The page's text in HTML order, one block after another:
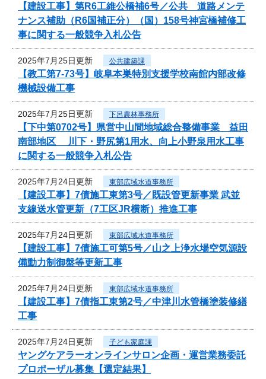
【建設工事】第R6工維公橋補6号／公共 道路メンテ
ナンス補助（R6国補正分）（国）158号神宮橋補修工
事に関する一般競争入札公告
2025年7月25日更新 公共建築課
【教工第7-73号】岐阜本巣特別支援学校南館内部改修
機械設備工事
2025年7月25日更新 下呂農林事務所
【下中第0702号】県営中山間地域総合整備事業 益田
南部地区 川下・野尻第1用水、向上小野泉用水工事
に関する一般競争入札公告
2025年7月24日更新 東部広域水道事務所
【建設工事】7債施工東第3号／既設管更新事業 武並
支線送水管更新（7工区JR横断）推進工事
2025年7月24日更新 東部広域水道事務所
【建設工事】7債施工可第5号／山之上浄水場空気源設
備動力制御盤等更新工事
2025年7月24日更新 東部広域水道事務所
【建設工事】7債指工東第2号／中津川水管橋塗装修繕
工事
2025年7月24日更新 子ども家庭課
ヤングケアラーオンラインサロン企画・運営業務委託
プロポーザル募集【選定結果】